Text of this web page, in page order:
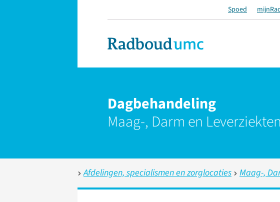
Spoed
Dagbehandeling
Maag-, Darm en Leverziekten
Afdelingen, specialismen en zorglocaties Maag-,